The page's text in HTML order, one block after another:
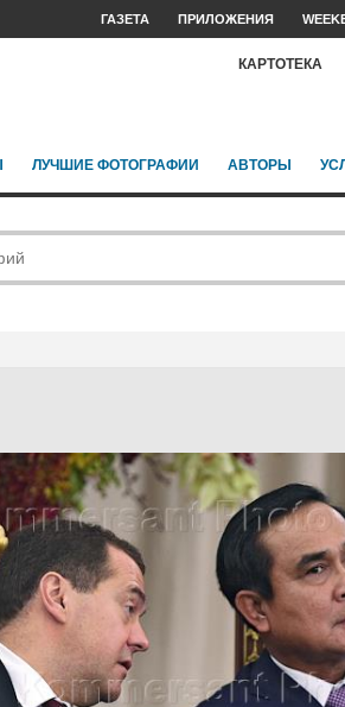
ГАЗЕТА ПРИЛОЖЕНИЯ
КАРТОТЕКА
ЛУЧШИЕ ФОТОГРАФИИ АВТОРЫ